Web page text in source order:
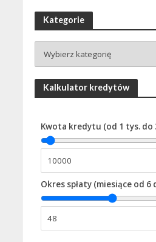
Kategorie
Kalkulator kredytów
Kwota kredytu (od 1 tys. do
Okres spłaty (miesiące od 6